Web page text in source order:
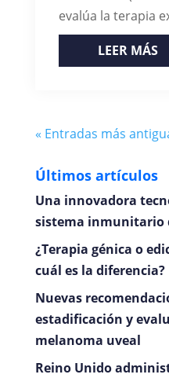
evalúa la terapia
LEER MÁS
« Entradas más
Últimos artículos
Una innovadora
sistema inmunitario
¿Terapia génica o
cuál es la diferencia?
Nuevas
estadificación y
melanoma uveal
Reino Unido